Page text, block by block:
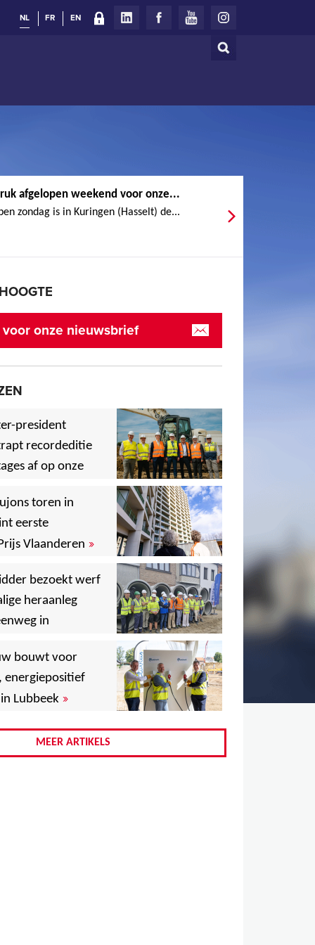
Zoeken
NL FR EN
afgelopen weekend voor onze...
zondag is in Kuringen (Hasselt) de...
onze nieuwsbrief
president
recordeditie
af op onze
,
,
toren in
eerste
Vlaanderen »
, ,
,
bezoekt werf
heraanleg
in
,
bouwt voor
energiepositief
Lubbeek »
MEER ARTIKELS